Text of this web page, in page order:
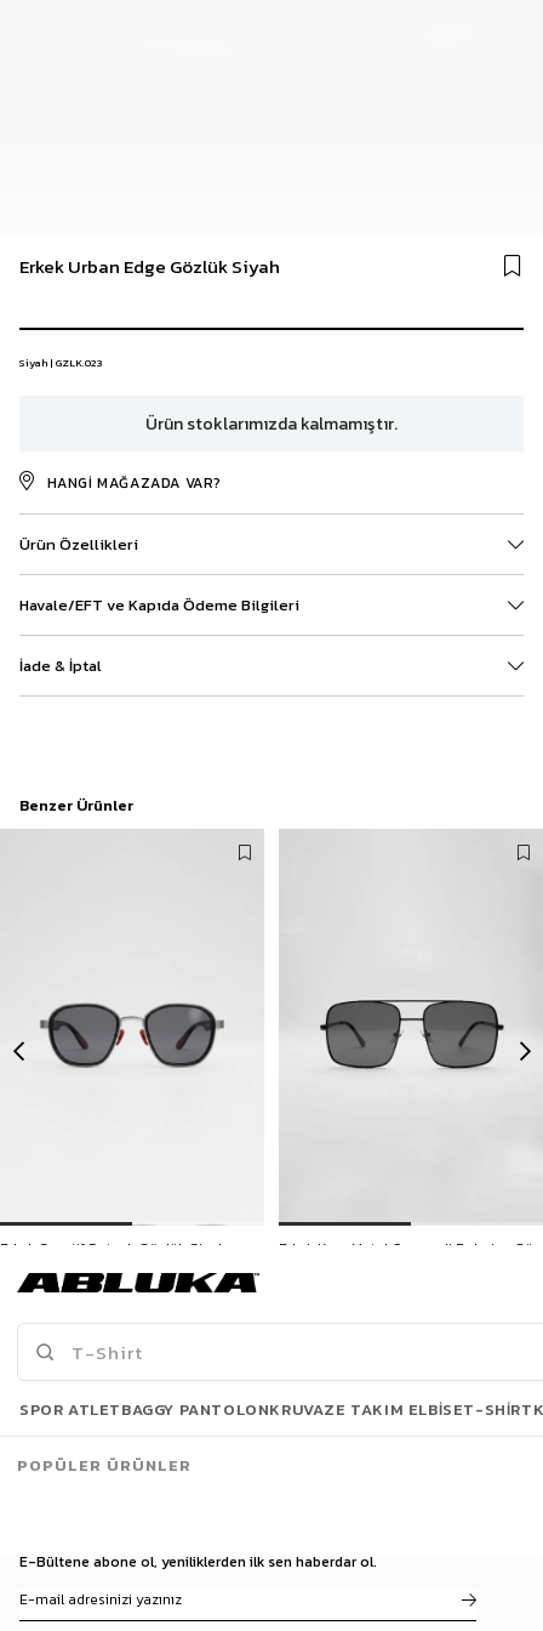
Erkek Urban Edge Gözlük Siyah
Siyah | GZLK.023
Ürün stoklarımızda kalmamıştır.
HANGI MAĞAZADA VAR?
Ürün Özellikleri
Havale/EFT ve Kapıda Ödeme Bilgileri
İade & İptal
Benzer Ürünler
Erkek Sportif Detaylı Gözlük Siyah
599,90 TL
Son Bakılanlar
E-Bültene abone ol, yeniliklerden ilk sen haberdar ol.
SPOR ATLETBAGGY PANTOLONKRUVAZE TAKIM ELBISET-SHIRT
POPÜLER ÜRÜNLER